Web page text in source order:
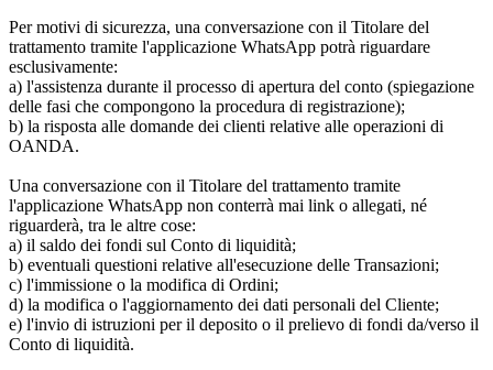
Per motivi di sicurezza, una conversazione con il Titolare del
trattamento tramite l'applicazione WhatsApp potrà riguardare
esclusivamente:
a) l'assistenza durante il processo di apertura del conto (spiegazione
delle fasi che compongono la procedura di registrazione);
b) la risposta alle domande dei clienti relative alle operazioni di
OANDA.
Una conversazione con il Titolare del trattamento tramite
l'applicazione WhatsApp non conterrà mai link o allegati, né
riguarderà, tra le altre cose:
a) il saldo dei fondi sul Conto di liquidità;
b) eventuali questioni relative all'esecuzione delle Transazioni;
c) l'immissione o la modifica di Ordini;
d) la modifica o l'aggiornamento dei dati personali del Cliente;
e) l'invio di istruzioni per il deposito o il prelievo di fondi da/verso il
Conto di liquidità.